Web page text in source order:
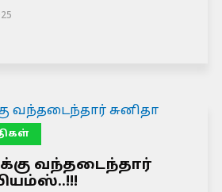
வந்தடைந்தார்